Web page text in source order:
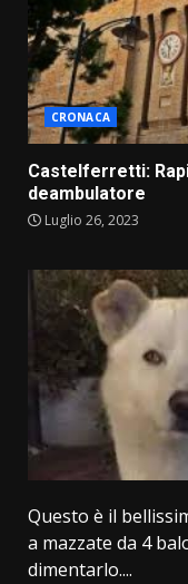
CRONACA
Castelferretti:
deambulatore
Luglio 26, 2023
Questo è il
a mazzate da 4
dimentarlo....